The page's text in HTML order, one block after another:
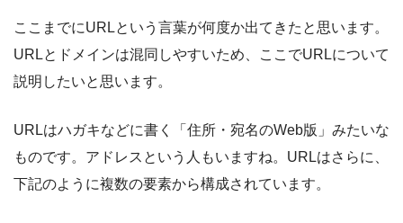
ここまでにURLという言葉が何度か出てきたと思います。
URLとドメインは混同しやすいため、ここでURLについて
説明したいと思います。
URLはハガキなどに書く「住所・宛名のWeb版」みたいな
ものです。アドレスという人もいますね。URLはさらに、
下記のように複数の要素から構成されています。